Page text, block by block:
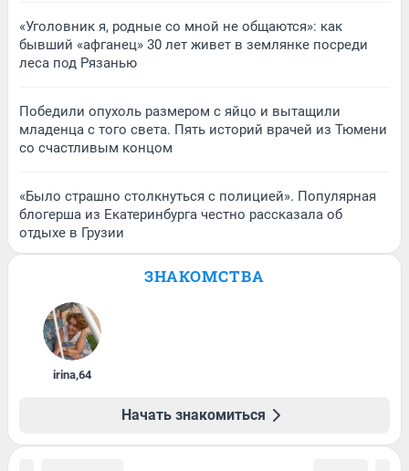
«Уголовник я, родные со мной не общаются»: как
бывший «афганец» 30 лет живет в землянке посреди
леса под Рязанью
Победили опухоль размером с яйцо и вытащили
младенца с того света. Пять историй врачей из Тюмени
со счастливым концом
«Было страшно столкнуться с полицией». Популярная
блогерша из Екатеринбурга честно рассказала об
отдыхе в Грузии
ЗНАКОМСТВА
irina,64
Начать знакомиться